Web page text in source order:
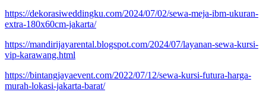
https://dekorasiweddingku.com/2024/07/02/sewa-meja-ibm-ukuran-
extra-180x60cm-jakarta/
https://mandirijayarental.blogspot.com/2024/07/layanan-sewa-kursi-
vip-karawang.html
https://bintangjayaevent.com/2022/07/12/sewa-kursi-futura-harga-
murah-lokasi-jakarta-barat/